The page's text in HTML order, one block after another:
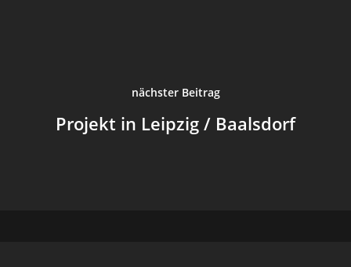
nächster Beitrag
Projekt in Leipzig / Baalsdorf